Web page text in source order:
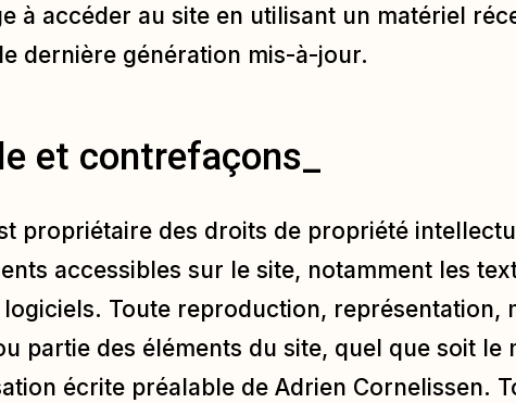
à accéder au site en utilisant un matériel
dernière génération mis-à-jour.
et contrefaçons_
propriétaire des droits de propriété
accessibles sur le site, notamment les
Toute reproduction, représentation,
partie des éléments du site, quel que soit le
écrite préalable de Adrien Cornelissen.